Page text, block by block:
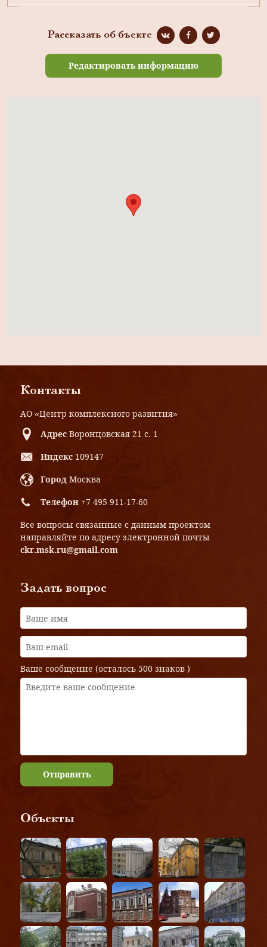
Рассказать об бъекте
Редактировать информацию
Контакты
АО «Центр комплексного развития»
Адрес Воронцовская 21 с. 1
Индекс 109147
Город Москва
Телефон +7 495 911-17-60
Все вопросы связанные с данным проектом
направляйте по адресу электронной почты
ckr.msk.ru@gmail.com
Задать вопрос
Ваше сообщение (осталось 500 знаков )
Отправить
Объекты